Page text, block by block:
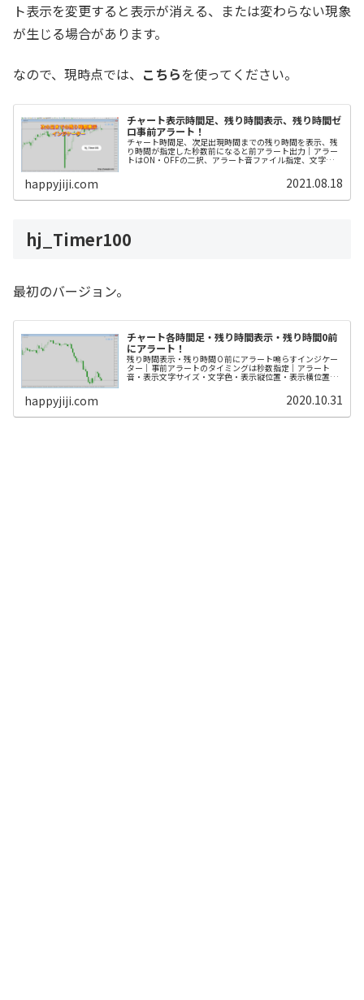
ト表示を変更すると表示が消える、または変わらない現象
が生じる場合があります。
なので、現時点では、 こちらを使ってください。
チャート表示時間足、残り時間表示、残り時間ゼ
ロ事前アラート！
チャート時間足、次足出現時間までの残り時間を表示、残
り時間が指定した秒数前になると前アラート出力｜アラー
トはON・OFFの二択、アラート音ファイル指定、文字サイ
happyjiji.com 2021.08.18
hj_Timer100
最初のバージョン。
チャート各時間足・残り時間表示・残り時間0前
にアラート！
残り時間表示・残り時間０前にアラート鳴らすインジケー
ター｜事前アラートのタイミングは秒数指定｜アラート
音・表示文字サイズ・文字色・表示縦位置・表示横位置設
happyjiji.com 2020.10.31